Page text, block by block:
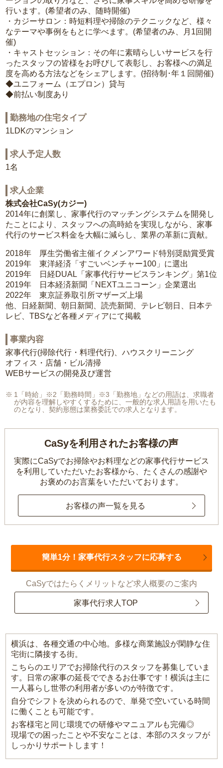
行います。(希望者のみ、随時開催)
・カジーサロン：時短料理や掃除のテクニックなど、様々
なテーマや事例をもとに学べます。(希望者のみ、月1回開
催)
・キャストセッション：その年に素晴らしいサービスを行
ったスタッフの皆様をお呼びして表彰し、お客様への満足
度を高める方法などをシェアします。(招待制･年１回開催)
◆ユニフォーム（エプロン）貸与
◆前払い制度あり
勤務地の住宅タイプ
1LDKのマンション
求人予定人数
1名
求人企業
株式会社CaSy(カジー)
2014年に創業し、家事代行のマッチングシステムを開発し
たことにより、スタッフへの高時給を実現しながら、家事
代行のサービス料金を大幅に減らし、業界の革新に貢献。
2018年 厚生労働省主催イクメンアワード特別奨励賞受賞
2019年 東洋経済「すごいベンチャー100」に選出
2019年 日経DUAL「家事代行サービスランキング」第1位
2019年 日本経済新聞「NEXTユニコーン」企業選出
2022年 東京証券取引所マザーズ上場
他、日経新聞、朝日新聞、読売新聞、テレビ朝日、日本テ
レビ、TBSなど各種メディアにて掲載
事業内容
家事代行(掃除代行・料理代行)、ハウスクリーニング
オフィス・店舗・ビル清掃
WEBサービスの開発及び運営
1「時給」※2「勤務時間」※3「勤務地」などの用語は、求職者
が内容を理解しやすくするために、一般的な求人用語を用いたも
のとなり、契約形態は業務委託での求人となります。
CaSyを利用されたお客様の声
実際にCaSyでお掃除やお料理などの家事代行サービス
を利用していただいたお客様から、 たくさんの感謝や
お褒めのお言葉をいただいております。
お客様の声一覧を見る
簡単1分！家事代行スタッフに応募する
CaSyではたらくメリットなど求人概要のご案内
家事代行求人TOP
横浜は、各種交通の中心地。多様な商業施設が閑静な住
宅街に隣接する街。
こちらのエリアでお掃除代行のスタッフを募集していま
す。日常の家事の延長でできるお仕事です！横浜は主に
一人暮らし世帯の利用者が多いのが特徴です。
自分でシフトを決められるので、単発で空いている時間
に働くことも可能です。
お客様宅と同じ環境での研修やマニュアルも完備◎
現場での困ったことや不安なことは、本部のスタッフが
しっかりサポートします！